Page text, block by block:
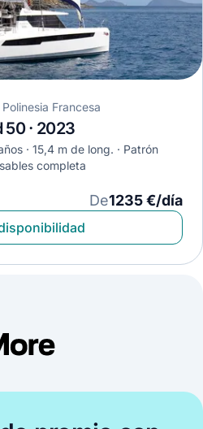
Francesa
· 2023
15,4 m de long.
Patrón
completa
De1235 €/día